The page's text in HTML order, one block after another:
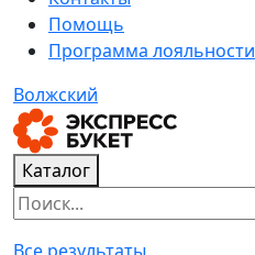
Помощь
Программа лояльности
Волжский
Каталог